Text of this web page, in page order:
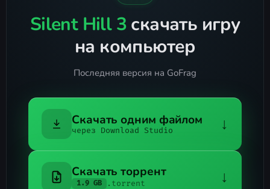
Silent Hill 3скачать игру
на компьютер
Последняя версия на GoFrag
Скачать одним файлом
через Download Studio ↓
Скачать торрент
1.9 GB .torrent ↓